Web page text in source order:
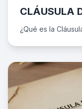
CLÁUSULA
¿Qué es la